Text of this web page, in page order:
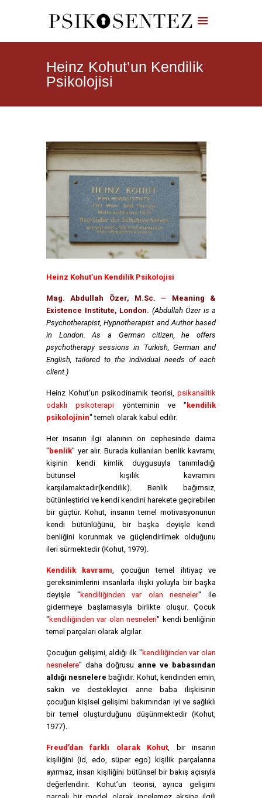
Heinz Kohut’un Kendilik
Psikolojisi
Heinz Kohut’un Kendilik Psikolojisi
Mag. Abdullah Özer, M.Sc. – Meaning &
Existence Institute, London. (Abdullah Özer is a
Psychotherapist, Hypnotherapist and Author based
in London. As a German citizen, he offers
psychotherapy sessions in Turkish, German and
English, tailored to the individual needs of each
client.)
Heinz Kohut'un psikodinamik teorisi, psikanalitik
odaklı psikoterapi yönteminin ve " kendilik
psikolojinin" temeli olarak kabul edilir.
Her insanın ilgi alanının ön cephesinde daima
" benlik" yer alır. Burada kullanılan benlik kavramı,
kişinin kendi kimlik duygusuyla tanımladığı
bütünsel kişilik kavramını
karşılamaktadır(kendilik). Benlik bağımsız,
bütünleştirici ve kendi kendini harekete geçirebilen
bir güçtür. Kohut, insanın temel motivasyonunun
kendi bütünlüğünü, bir başka deyişle kendi
benliğini korunmak ve güçlendirilmek olduğunu
ileri sürmektedir (Kohut, 1979).
Kendilik kavramı , çocuğun temel ihtiyaç ve
gereksinimlerini insanlarla ilişki yoluyla bir başka
deyişle " kendiliğinden var olan nesneler" ile
gidermeye başlamasıyla birlikte oluşur. Çocuk
" kendiliğinden var olan nesneleri" kendi benliğinin
temel parçaları olarak algılar.
Çocuğun gelişimi, aldığı ilk " kendiliğinden var olan
nesnelere" daha doğrusu anne ve babasından
aldığı nesnelere bağlıdır. Kohut, kendinden emin,
sakin ve destekleyici anne baba ilişkisinin
çocuğun kişisel gelişimi bakımından iyi ve sağlıklı
bir temel oluşturduğunu düşünmektedir (Kohut,
1977).
Freud’dan farklı olarak Kohut , bir insanın
kişiliğini (id, edo, süper ego) kişilik parçalarına
ayırmaz, insan kişiliğini bütünsel bir bakış açısıyla
değerlendirir. Kohut’un teorisi, ayrıca gelişimi